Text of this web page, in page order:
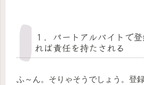
１．パートアルバイトで
れば責任を持たされる
ふ～ん。そりゃそうでしょう。登